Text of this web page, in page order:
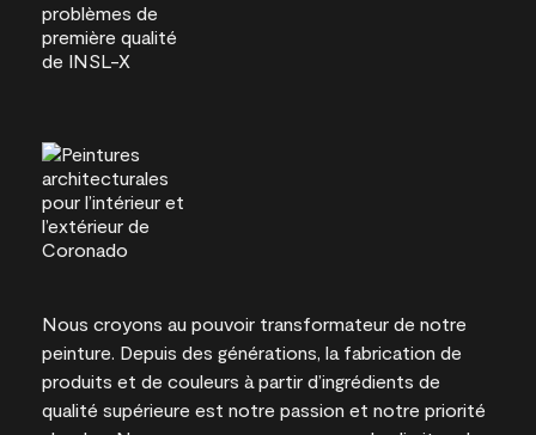
Nous croyons au pouvoir transformateur de notre
peinture. Depuis des générations, la fabrication de
produits et de couleurs à partir d’ingrédients de
qualité supérieure est notre passion et notre priorité